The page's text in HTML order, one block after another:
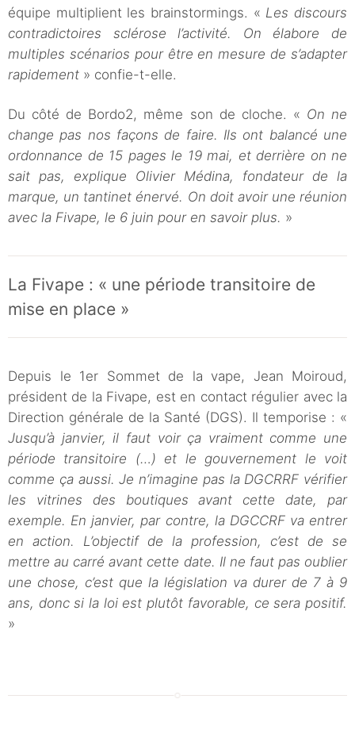
équipe multiplient les brainstormings. « Les discours
contradictoires sclérose l’activité. On élabore de
multiples scénarios pour être en mesure de s’adapter
rapidement » confie-t-elle.
Du côté de Bordo2, même son de cloche. « On ne
change pas nos façons de faire. Ils ont balancé une
ordonnance de 15 pages le 19 mai, et derrière on ne
sait pas, explique Olivier Médina, fondateur de la
marque, un tantinet énervé. On doit avoir une réunion
avec la Fivape, le 6 juin pour en savoir plus. »
La Fivape : « une période transitoire de
mise en place »
Depuis le 1er Sommet de la vape, Jean Moiroud,
président de la Fivape, est en contact régulier avec la
Direction générale de la Santé (DGS). Il temporise : «
Jusqu’à janvier, il faut voir ça vraiment comme une
période transitoire (…) et le gouvernement le voit
comme ça aussi. Je n’imagine pas la DGCRRF vérifier
les vitrines des boutiques avant cette date, par
exemple. En janvier, par contre, la DGCCRF va entrer
en action. L’objectif de la profession, c’est de se
mettre au carré avant cette date. Il ne faut pas oublier
une chose, c’est que la législation va durer de 7 à 9
ans, donc si la loi est plutôt favorable, ce sera positif.
»